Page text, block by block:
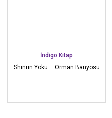
İndigo Kitap
Shinrin Yoku – Orman Banyosu